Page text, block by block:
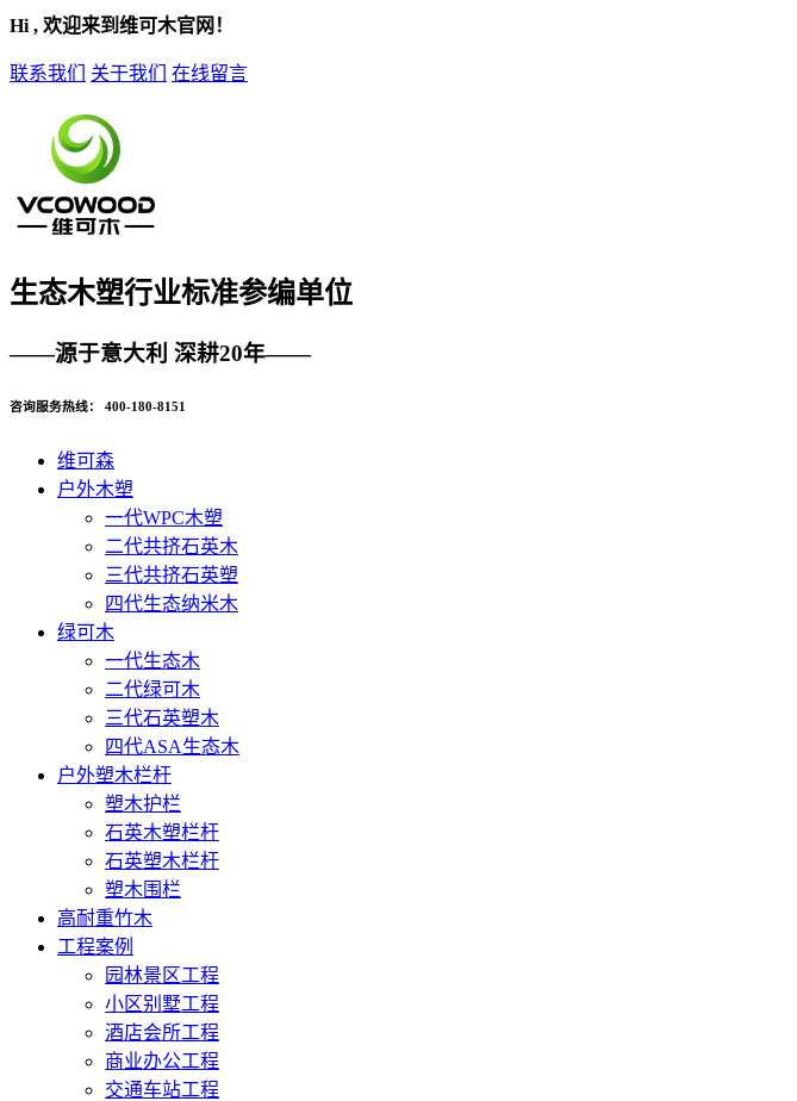
Hi , 欢迎来到维可木官网！
联系我们 关于我们 在线留言
生态木塑行业标准参编单位
——源于意大利 深耕20年——
咨询服务热线： 400-180-8151
维可森
户外木塑
一代WPC木塑
二代共挤石英木
三代共挤石英塑
四代生态纳米木
绿可木
一代生态木
二代绿可木
三代石英塑木
四代ASA生态木
户外塑木栏杆
塑木护栏
石英木塑栏杆
石英塑木栏杆
塑木围栏
高耐重竹木
工程案例
园林景区工程
小区别墅工程
酒店会所工程
商业办公工程
交通车站工程